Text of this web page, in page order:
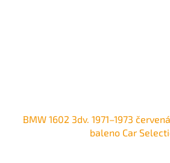
BMW 1602 3dv. 1971–1973
baleno Car